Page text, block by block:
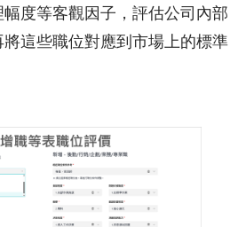
度等客觀因子，評估公司內部
這些職位對應到市場上的標準